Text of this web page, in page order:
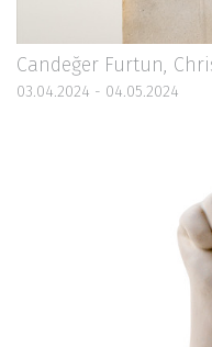
Candeğer Furtun,
03.04.2024 - 04.05.2024